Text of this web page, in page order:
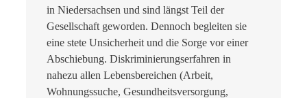
in Niedersachsen und sind längst Teil der
Gesellschaft geworden. Dennoch begleiten sie
eine stete Unsicherheit und die Sorge vor einer
Abschiebung. Diskriminierungserfahren in
nahezu allen Lebensbereichen (Arbeit,
Wohnungssuche, Gesundheitsversorgung,